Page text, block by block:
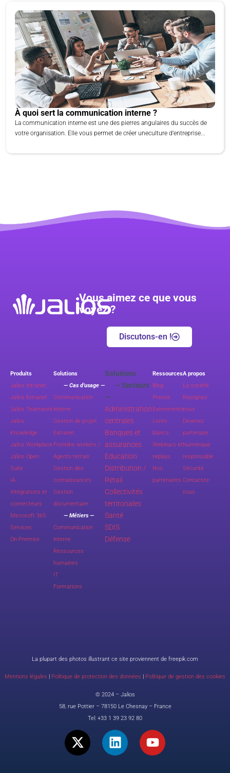
À quoi sert la communication interne ?
La communication interne est une des pierres angulaires du succès de
votre organisation. Elle vous permet de créer uneculture d’entreprise...
Vous aimez ce que vous
voyez ?
Discutons-en !
Produits
Jalios Intranet
Jalios Extranet
Jalios Teamwork
Jalios
Knowledge
Jalios Workplace
Jalios Open
Suite
IA
Intégrations et
connecteurs
Microsoft 365
Services
On-Premise
Solutions
— Cas d’usage —
Communication
interne
Gestion de projet
Extranet
Frontline workers /
Agents terrain
Gestion des
connaissances
Gestion
documentaire
— Métiers —
Communication
interne
Ressources
humaines
IT
Formations
Solutions
— Secteurs
—
Administration
centrales
Banques et
assurances
Education
Distribution /
Retail
Collectivités
territoriales
Santé
SDIS
Défense
Ressources
Blog
Presse
Evénements
Livres
blancs
Webinars et
replays
Nos
partenaires
A propos
La société
Rejoignez-
nous
Devenez
partenaire
Numérique
responsable
Sécurité
Contactez-
nous
La plupart des photos illustrant ce site proviennent de freepik.com
Mentions légales Politique de protection des données Politique de gestion des cookies
© 2024 – Jalios
58, rue Pottier – 78150 Le Chesnay – France
Tel: +33 1 39 23 92 80
X
-
L
i
Y
o